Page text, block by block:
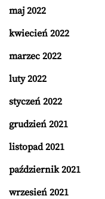
maj 2022
kwiecień 2022
marzec 2022
luty 2022
styczeń 2022
grudzień 2021
listopad 2021
październik 2021
wrzesień 2021